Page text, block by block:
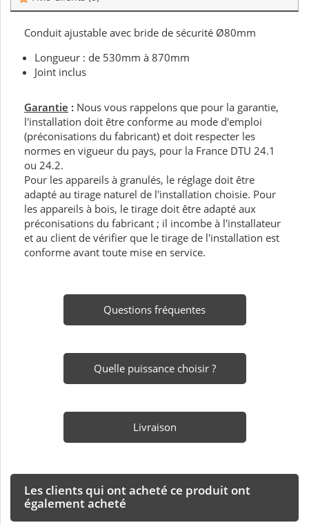
Conduit ajustable avec bride de sécurité Ø80mm
Longueur : de 530mm à 870mm
Joint inclus
Garantie : Nous vous rappelons que pour la garantie,
l'installation doit être conforme au mode d'emploi
(préconisations du fabricant) et doit respecter les
normes en vigueur du pays, pour la France DTU 24.1
ou 24.2.
Pour les appareils à granulés, le réglage doit être
adapté au tirage naturel de l'installation choisie. Pour
les appareils à bois, le tirage doit être adapté aux
préconisations du fabricant ; il incombe à l'installateur
et au client de vérifier que le tirage de l'installation est
conforme avant toute mise en service.
Questions fréquentes
Quelle puissance choisir ?
Livraison
Les clients qui ont acheté ce produit ont
également acheté